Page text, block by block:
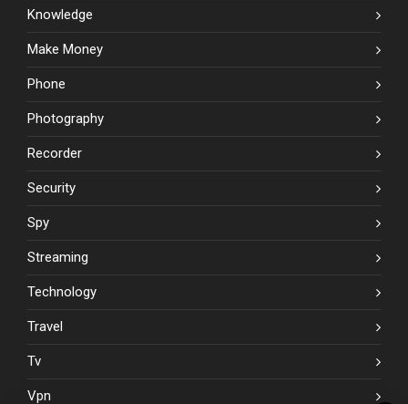
Knowledge
Make Money
Phone
Photography
Recorder
Security
Spy
Streaming
Technology
Travel
Tv
Vpn